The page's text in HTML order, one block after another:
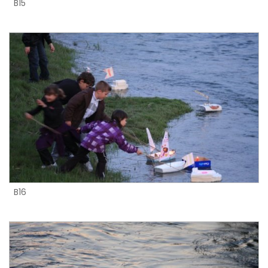
B15
B16